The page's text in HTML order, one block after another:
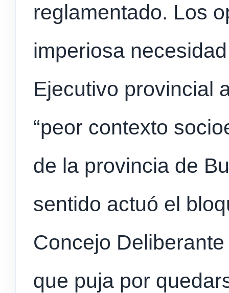
reglamentado. Los
imperiosa
Ejecutivo provincial
“peor contexto
de la provincia de
sentido actuó el
Concejo
que puja por